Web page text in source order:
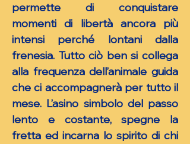
permette di conquistare
momenti di libertà ancora più
intensi perché lontani dalla
frenesia. Tutto ciò ben si collega
alla frequenza dell’animale guida
che ci accompagnerà per tutto il
mese. L’asino simbolo del passo
lento e costante, spegne la
fretta ed incarna lo spirito di chi